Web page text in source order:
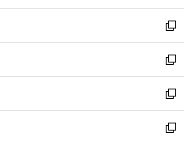
開
く
ウ
で
開
く
ン
ド
ウ
で
開
く
ウ
ィ
ン
ド
ウ
で
開
く
新
し
い
ウ
ィ
ン
ド
新
し
い
ウ
ィ
新
し
い
新